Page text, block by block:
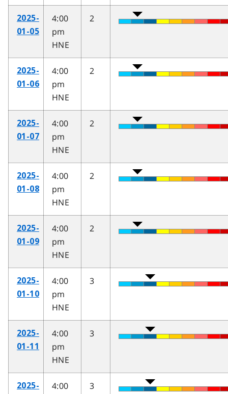
2025-
01-05
4:00
pm
HNE
2
2025-
01-06
4:00
pm
HNE
2
2025-
01-07
4:00
pm
HNE
2
2025-
01-08
4:00
pm
HNE
2
2025-
01-09
4:00
pm
HNE
2
2025-
01-10
4:00
pm
HNE
3
2025-
01-11
4:00
pm
HNE
3
2025-
4:00
3